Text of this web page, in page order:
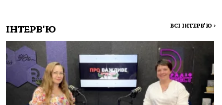
ІНТЕРВ'Ю ВСІ ІНТЕРВ'Ю >